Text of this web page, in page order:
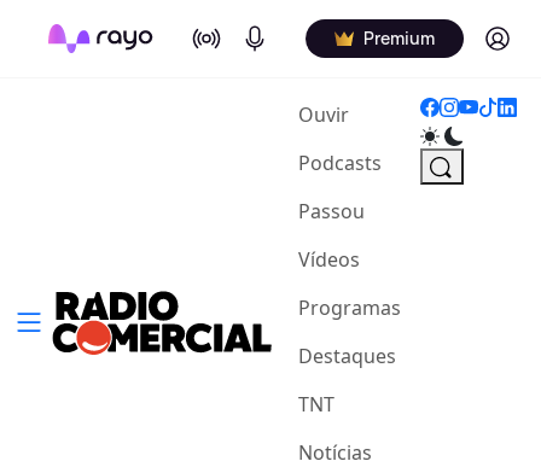
On Air Podcasts Premium Log in
Ouvir(current)
Podcasts
Passou
Vídeos
Programas
Destaques
TNT
Notícias